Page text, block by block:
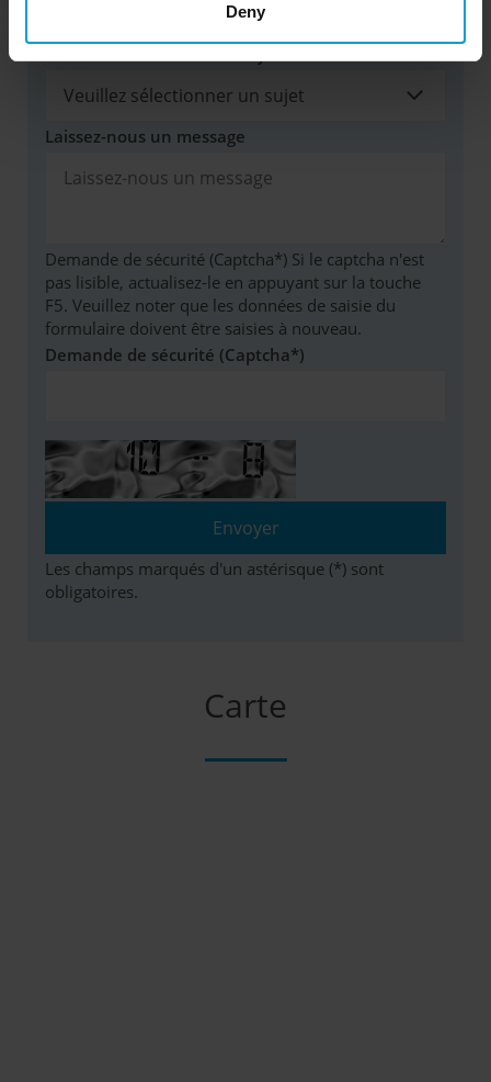
Deny
Laissez-nous un message
Demande de sécurité (Captcha*) Si le captcha n'est
pas lisible, actualisez-le en appuyant sur la touche
F5. Veuillez noter que les données de saisie du
formulaire doivent être saisies à nouveau.
Demande de sécurité (Captcha*)
Les champs marqués d'un astérisque (*) sont
obligatoires.
Carte